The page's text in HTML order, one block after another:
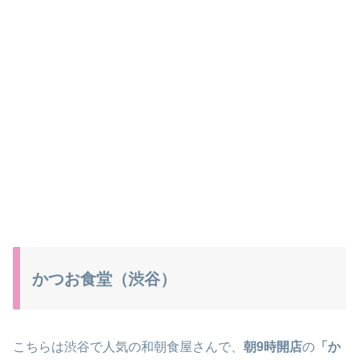
かつお食堂（渋谷）
こちらは渋谷で人気の和朝食屋さんで、 朝9時開店の 「か